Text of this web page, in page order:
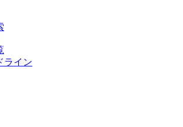
ライン